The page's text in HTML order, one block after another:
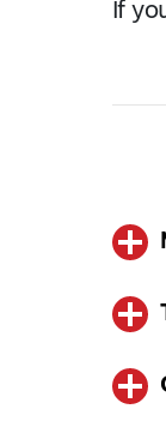
If
Kyllä!